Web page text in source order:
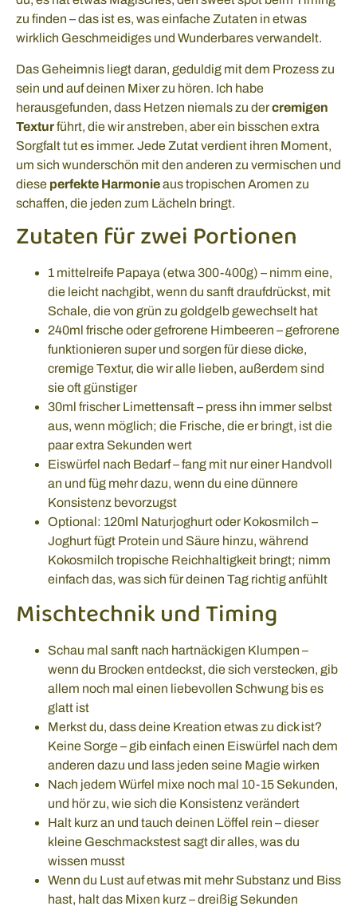
zu finden – das ist es, was einfache Zutaten in etwas
wirklich Geschmeidiges und Wunderbares verwandelt.
Das Geheimnis liegt daran, geduldig mit dem Prozess zu
sein und auf deinen Mixer zu hören. Ich habe
herausgefunden, dass Hetzen niemals zu dercremigen
Texturführt, die wir anstreben, aber ein bisschen extra
Sorgfalt tut es immer. Jede Zutat verdient ihren Moment,
um sich wunderschön mit den anderen zu vermischen und
diese perfekte Harmonieaus tropischen Aromen zu
schaffen, die jeden zum Lächeln bringt.
Zutaten für zwei Portionen
1 mittelreife Papaya (etwa 300-400g) – nimm eine,
die leicht nachgibt, wenn du sanft draufdrückst, mit
Schale, die von grün zu goldgelb gewechselt hat
240ml frische oder gefrorene Himbeeren – gefrorene
funktionieren super und sorgen für diese dicke,
cremige Textur, die wir alle lieben, außerdem sind
sie oft günstiger
30ml frischer Limettensaft – press ihn immer selbst
aus, wenn möglich; die Frische, die er bringt, ist die
paar extra Sekunden wert
Eiswürfel nach Bedarf – fang mit nur einer Handvoll
an und füg mehr dazu, wenn du eine dünnere
Konsistenz bevorzugst
Optional: 120ml Naturjoghurt oder Kokosmilch –
Joghurt fügt Protein und Säure hinzu, während
Kokosmilch tropische Reichhaltigkeit bringt; nimm
einfach das, was sich für deinen Tag richtig anfühlt
Mischtechnik und Timing
Schau mal sanft nach hartnäckigen Klumpen –
wenn du Brocken entdeckst, die sich verstecken, gib
allem noch mal einen liebevollen Schwung bis es
glatt ist
Merkst du, dass deine Kreation etwas zu dick ist?
Keine Sorge – gib einfach einen Eiswürfel nach dem
anderen dazu und lass jeden seine Magie wirken
Nach jedem Würfel mixe noch mal 10-15 Sekunden,
und hör zu, wie sich die Konsistenz verändert
Halt kurz an und tauch deinen Löffel rein – dieser
kleine Geschmackstest sagt dir alles, was du
wissen musst
Wenn du Lust auf etwas mit mehr Substanz und Biss
hast, halt das Mixen kurz – dreißig Sekunden